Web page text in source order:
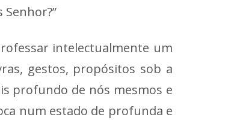
intelectualmente um
gestos, propósitos sob a
profundo de nós mesmos e
num estado de profunda e